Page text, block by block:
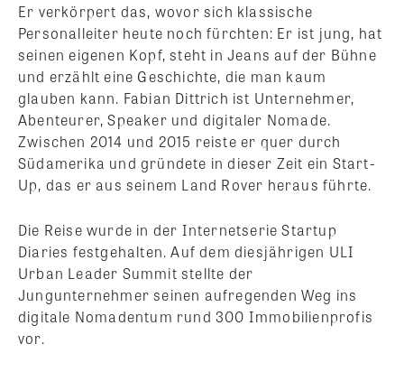
Er verkörpert das, wovor sich klassische
Personalleiter heute noch fürchten: Er ist jung, hat
seinen eigenen Kopf, steht in Jeans auf der Bühne
und erzählt eine Geschichte, die man kaum
glauben kann. Fabian Dittrich ist Unternehmer,
Abenteurer, Speaker und digitaler Nomade.
Zwischen 2014 und 2015 reiste er quer durch
Südamerika und gründete in dieser Zeit ein Start-
Up, das er aus seinem Land Rover heraus führte.
Die Reise wurde in der Internetserie Startup
Diaries festgehalten. Auf dem diesjährigen ULI
Urban Leader Summit stellte der
Jungunternehmer seinen aufregenden Weg ins
digitale Nomadentum rund 300 Immobilienprofis
vor.